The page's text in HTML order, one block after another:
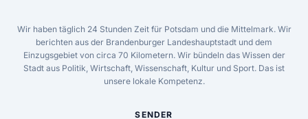
Wir haben täglich 24 Stunden Zeit für Potsdam und die Mittelmark. Wir
berichten aus der Brandenburger Landeshauptstadt und dem
Einzugsgebiet von circa 70 Kilometern. Wir bündeln das Wissen der
Stadt aus Politik, Wirtschaft, Wissenschaft, Kultur und Sport. Das ist
unsere lokale Kompetenz.
SENDER